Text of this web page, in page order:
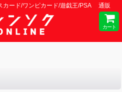
カード/ワンピカード/遊戯王/PSA 通販
カート